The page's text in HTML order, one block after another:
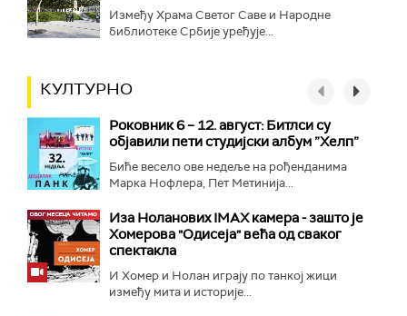
Између Храма Светог Саве и Народне
библиотеке Србије уређује...
КУЛТУРНО
Роковник 6 – 12. август: Битлси су
објавили пети студијски албум ”Хелп”
Биће весело ове недеље на рођенданима
Марка Нофлера, Пет Метинија...
Иза Ноланових IMAX камера - зашто је
Хомерова "Одисеја" већа од сваког
спектакла
И Хомер и Нолан играју по танкој жици
између мита и историје...